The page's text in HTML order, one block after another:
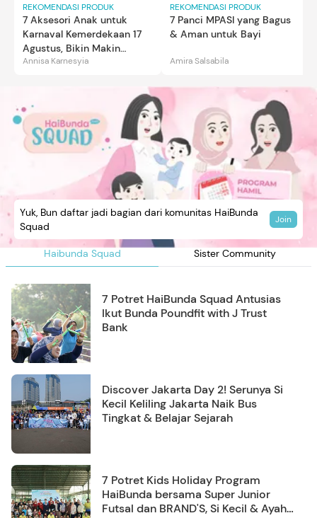
REKOMENDASI PRODUK
7 Aksesori Anak untuk
Karnaval Kemerdekaan 17
Agustus, Bikin Makin
Gemas
Annisa Karnesyia
REKOMENDASI PRODUK
7 Panci MPASI yang Bagus
& Aman untuk Bayi
Amira Salsabila
Haibunda Squad Sister Community
Yuk, Bun daftar jadi bagian dari komunitas HaiBunda
Squad
Join
7 Potret HaiBunda Squad Antusias
Ikut Bunda Poundfit with J Trust
Bank
Discover Jakarta Day 2! Serunya Si
Kecil Keliling Jakarta Naik Bus
Tingkat & Belajar Sejarah
7 Potret Kids Holiday Program
HaiBunda bersama Super Junior
Futsal dan BRAND'S, Si Kecil & Ayah